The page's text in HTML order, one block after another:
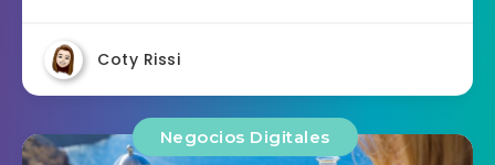
Coty Rissi
Negocios Digitales